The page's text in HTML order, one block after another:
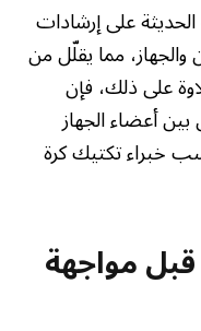
على إرشادات
مما يقلّل من
على ذلك، فإن
بين أعضاء الجهاز
خبراء تكتيك كرة
مواجهة